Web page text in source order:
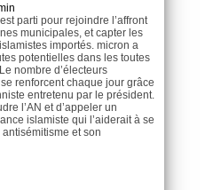
parti pour rejoindre l’affront
municipales, et capter les
importés. micron a
potentielles dans les toutes
nombre d’électeurs
renforcent chaque jour grâce
entretenu par le président.
l’AN et d’appeler un
islamiste qui l’aiderait à se
et son